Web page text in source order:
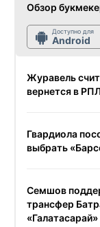
Обзор
Доступно для
Android
Журавель
вернется в
Гвардиола
выбрать
Семшов
трансфер
«Галатасарай»